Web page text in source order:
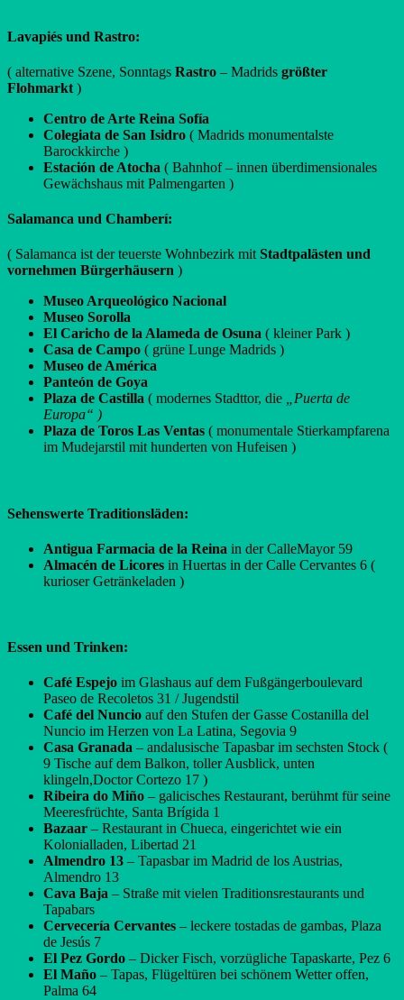
Lavapiés und Rastro:
( alternative Szene, Sonntags Rastro – Madrids größter
Flohmarkt )
Centro de Arte Reina Sofía
Colegiata de San Isidro ( Madrids monumentalste
Barockkirche )
Estación de Atocha ( Bahnhof – innen überdimensionales
Gewächshaus mit Palmengarten )
Salamanca und Chamberí:
( Salamanca ist der teuerste Wohnbezirk mitStadtpalästen und
vornehmen Bürgerhäusern )
Museo Arqueológico Nacional
Museo Sorolla
El Caricho de la Alameda de Osuna ( kleiner Park )
Casa de Campo ( grüne Lunge Madrids )
Museo de América
Panteón de Goya
Plaza de Castilla ( modernes Stadttor, die „Puerta de
Europa“ )
Plaza de Toros Las Ventas ( monumentale Stierkampfarena
im Mudejarstil mit hunderten von Hufeisen )
Sehenswerte Traditionsläden:
Antigua Farmacia de la Reina in der CalleMayor 59
Almacén de Licores in Huertas in der Calle Cervantes 6 (
kurioser Getränkeladen )
Essen und Trinken:
Café Espejo im Glashaus auf dem Fußgängerboulevard
Paseo de Recoletos 31 / Jugendstil
Café del Nuncio auf den Stufen der Gasse Costanilla del
Nuncio im Herzen von La Latina, Segovia 9
Casa Granada – andalusische Tapasbar im sechsten Stock (
9 Tische auf dem Balkon, toller Ausblick, unten
klingeln,Doctor Cortezo 17 )
Ribeira do Miño – galicisches Restaurant, berühmt für seine
Meeresfrüchte, Santa Brígida 1
Bazaar – Restaurant in Chueca, eingerichtet wie ein
Kolonialladen, Libertad 21
Almendro 13 – Tapasbar im Madrid de los Austrias,
Almendro 13
Cava Baja – Straße mit vielen Traditionsrestaurants und
Tapabars
Cervecería Cervantes – leckere tostadas de gambas, Plaza
de Jesús 7
El Pez Gordo – Dicker Fisch, vorzügliche Tapaskarte, Pez 6
El Maño – Tapas, Flügeltüren bei schönem Wetter offen,
Palma 64